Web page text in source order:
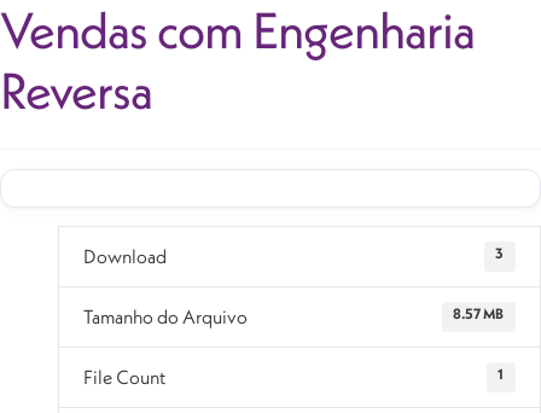
Vendas com Engenharia
Reversa
Download 3
Tamanho do Arquivo 8.57 MB
File Count 1